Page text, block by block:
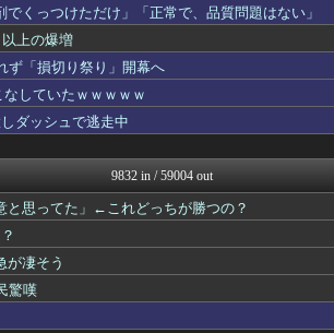
合...
ゴタゴタシタニュース
常識的に考えた
アルファルファモザイク＠ネ...
黒マッチョニュース
かせまと！
みそパンNEWS
...
モナニュース
ネトウヨにゅーす
...
国難にあってもの申す！！
にゅーすアルー！
...
U-1 NEWS.
まとめたニュース
くっつけただけ」「正常で、品質問題はない」
上の爆増
ず「損切り祭り」開幕へ
していたｗｗｗｗｗ
ダッシュで逃走中
9832 in / 59004 out
と思ってた」←これどっちが勝つの？
が凄そう
驚嘆